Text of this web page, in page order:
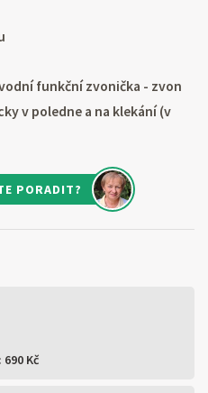
funkční zvonička - zvon
v poledne a na klekání (v
PORADIT?
Kč